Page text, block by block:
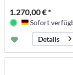
1.270,00 € *
Deutschland
Sofort
Details